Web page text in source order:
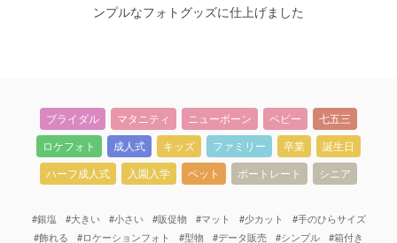
ンプルなフォトグッズに仕上げました
ブライダル マタニティ ニューボーン ベビー
七五三
ロケフォト
成人式 キッズ ファミリー 卒業
誕生日
ハーフ成人式
入園入学 ペット ポートレート シニア
#銀塩 #大きい #小さい #販促物 #マット #少カット
#手のひらサイズ
#飾れる
#ロケーションフォト #型物 #データ販売 #シンプル
#箱付き